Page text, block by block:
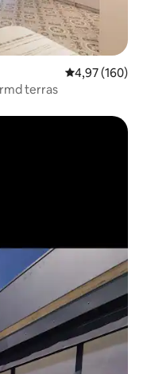
Gemiddelde
4,97 (160)
terras